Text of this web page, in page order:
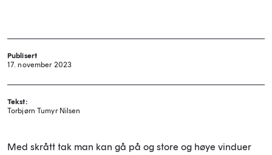
Publisert
17. november 2023
Tekst:
Torbjørn Tumyr Nilsen
Med skrått tak man kan gå på og store og høye vinduer